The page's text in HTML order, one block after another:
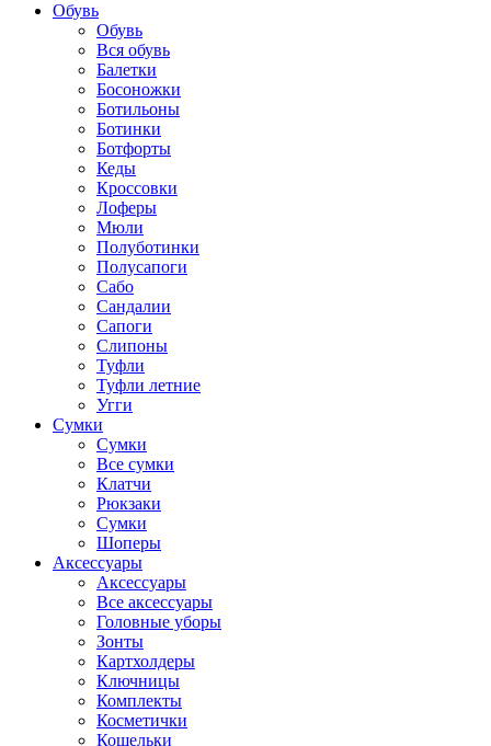
Обувь
Обувь
Вся обувь
Балетки
Босоножки
Ботильоны
Ботинки
Ботфорты
Кеды
Кроссовки
Лоферы
Мюли
Полуботинки
Полусапоги
Сабо
Сандалии
Сапоги
Слипоны
Туфли
Туфли летние
Угги
Сумки
Сумки
Все сумки
Клатчи
Рюкзаки
Сумки
Шоперы
Аксессуары
Аксессуары
Все аксессуары
Головные уборы
Зонты
Картхолдеры
Ключницы
Комплекты
Косметички
Кошельки